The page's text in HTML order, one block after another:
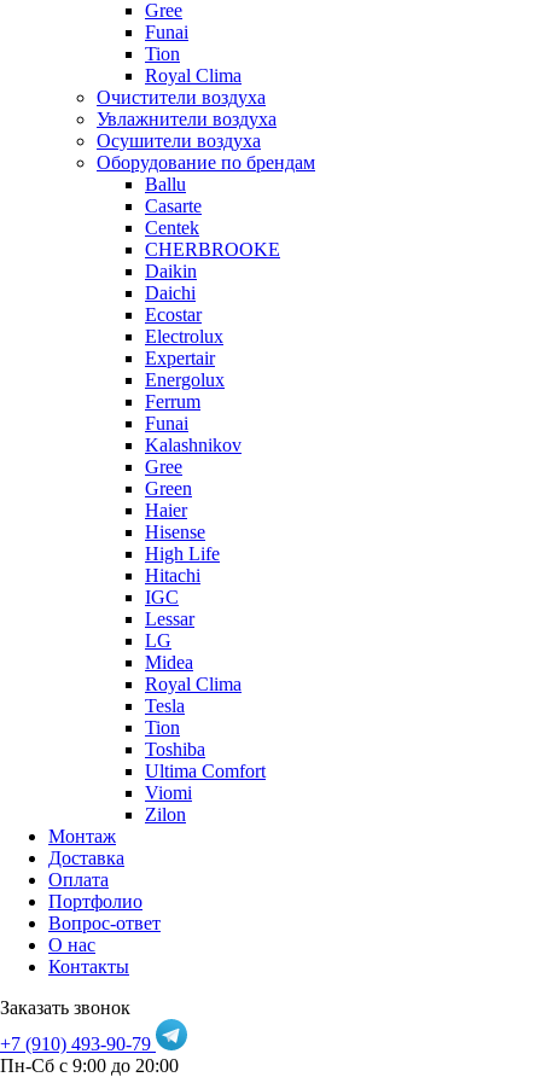
Gree
Funai
Tion
Royal Clima
Очистители воздуха
Увлажнители воздуха
Осушители воздуха
Оборудование по брендам
Ballu
Casarte
Centek
CHERBROOKE
Daikin
Daichi
Ecostar
Electrolux
Expertair
Energolux
Ferrum
Funai
Kalashnikov
Gree
Grеen
Haier
Hisense
High Life
Hitachi
IGC
Lessar
LG
Midea
Royal Clima
Tesla
Tion
Toshiba
Ultima Comfort
Viomi
Zilon
Монтаж
Доставка
Оплата
Портфолио
Вопрос-ответ
О нас
Контакты
Заказать звонок
+7 (910) 493-90-79
Пн-Сб с 9:00 до 20:00